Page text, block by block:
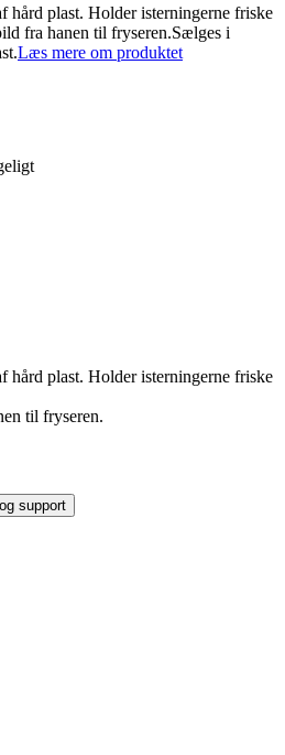
hård plast. Holder isterningerne friske
fra hanen til fryseren.Sælges i
Læs mere om produktet
hård plast. Holder isterningerne friske
til fryseren.
support